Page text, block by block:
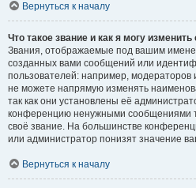
Вернуться к началу
Что такое звание и как я могу изменить
Звания, отображаемые под вашим
созданных вами сообщений или
пользователей: например,
не можете напрямую изменять
так как они установлены её
конференцию ненужными сообщениями
своё звание. На большинстве
или администратор понизят значение
Вернуться к началу